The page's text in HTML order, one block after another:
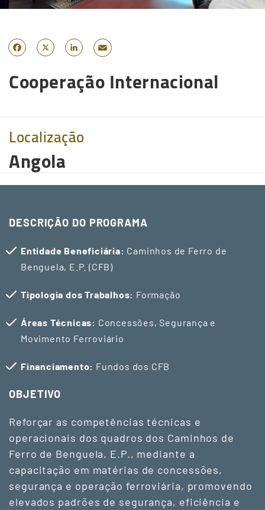
Facebook
X LinkedIn
Cooperação Internacional
Localização
Angola
DESCRIÇÃO DO PROGRAMA
Entidade Beneficiária: Caminhos de Ferro de
Benguela, E.P. (CFB)
Tipologia dos Trabalhos: Formação
Áreas Técnicas: Concessões, Segurança e
Movimento Ferroviário
Financiamento: Fundos dos CFB
OBJETIVO
Reforçar as competências técnicas e
operacionais dos quadros dos Caminhos de
Ferro de Benguela, E.P., mediante a
capacitação em matérias de concessões,
segurança e operação ferroviária, promovendo
elevados padrões de segurança, eficiência e